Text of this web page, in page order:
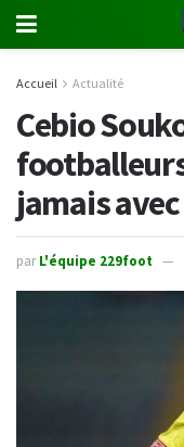
Accueil Actualité
Cebio
jamais
par L'équipe 229foot